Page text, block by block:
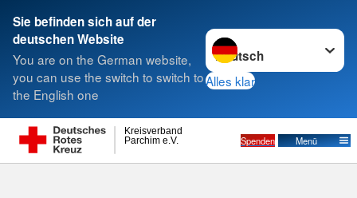
Sie befinden sich auf der
deutschen Website
You are on the German website,
you can use the switch to switch to
the English one
Sprache wechseln zu
Alles klar
Parchim e.V.
Kreisverband
Spenden Menü
Suche